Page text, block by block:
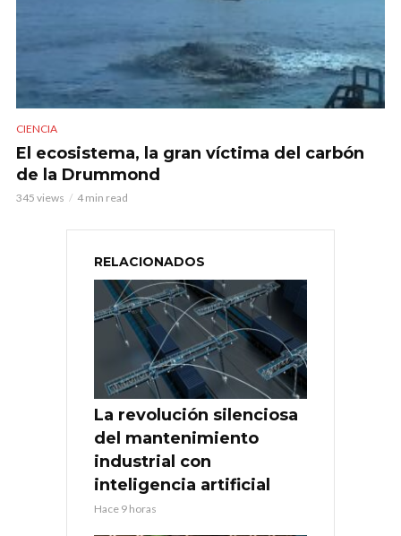
CIENCIA
El ecosistema, la gran víctima del carbón
de la Drummond
345 views 4 min read
RELACIONADOS
La revolución silenciosa
del mantenimiento
industrial con
inteligencia artificial
Hace 9 horas